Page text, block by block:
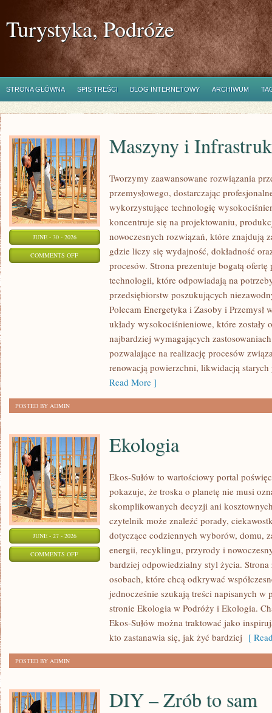
Turystyka, Podróże
STRONA GŁÓWNA SPIS TREŚCI BLOG INTERNETOWY ARCHIWUM
JUNE - 30 - 2026
COMMENTS OFFON
INFRASTRUKTURA
Maszyny i
Tworzymy zaawansowane rozwiązania
przemysłowego, dostarczając
wykorzystujące technologię
koncentruje się na projektowaniu,
nowoczesnych rozwiązań, które znajdują
gdzie liczy się wydajność, dokładność
procesów. Strona prezentuje bogatą ofertę
technologii, które odpowiadają na
przedsiębiorstw poszukujących
Polecam Energetyka i Zasoby i Przemysł
układy wysokociśnieniowe, które zostały
najbardziej wymagających
pozwalające na realizację procesów
renowacją powierzchni, likwidacją
Read More ]
POSTED BY ADMIN
JUNE - 27 - 2026
COMMENTS OFFON
Ekologia
Ekos-Sułów to wartościowy portal
pokazuje, że troska o planetę nie musi
skomplikowanych decyzji ani
czytelnik może znaleźć porady,
dotyczące codziennych wyborów, domu,
energii, recyklingu, przyrody i
bardziej odpowiedzialny styl życia. Strona
osobach, które chcą odkrywać
jednocześnie szukają treści napisanych w
stronie Ekologia w Podróży i Ekologia.
Ekos-Sułów można traktować jako
kto zastanawia się, jak żyć bardziej [
POSTED BY ADMIN
DIY – Zrób to sam